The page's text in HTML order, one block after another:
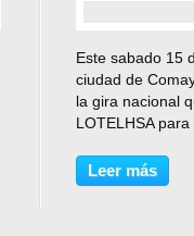
Este sabado 15
ciudad de
la gira nacional
LOTELHSA
muchos ya
mejores artistas
Leer más